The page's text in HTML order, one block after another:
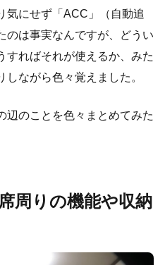
気にせず「ACC」（自動追
のは事実なんですが、どうい
すればそれが使えるか、みた
ながら色々覚えました。
辺のことを色々まとめてみた
周りの機能や収納